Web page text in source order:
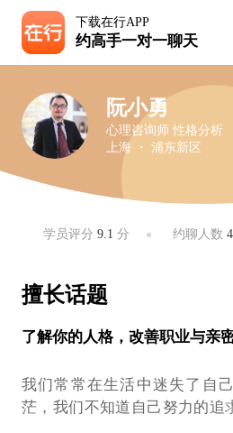
下载在行APP
约高手一对一聊天
阮小勇
心理咨询师 性格分析
上海 ・ 浦东新区
学员评分9.1 分 约聊人数
擅长话题
了解你的人格，改善职业与亲
我们常常在生活中迷失了自
茫，我们不知道自己努力的追